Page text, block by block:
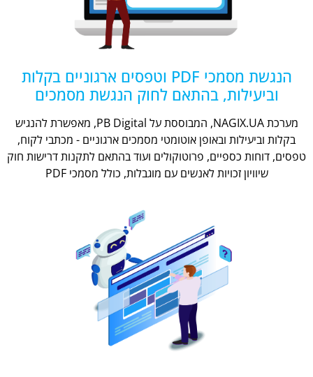
הנגשת מסמכי PDF וטפסים ארגוניים בקלות
וביעילות, בהתאם לחוק הנגשת מסמכים
מערכת NAGIX.UA, המבוססת על PB Digital, מאפשרת להנגיש
בקלות וביעילות ובאופן אוטומטי מסמכים ארגוניים - מכתבי לקוח,
טפסים, דוחות כספיים, פרוטוקולים ועוד בהתאם לתקנות דרישות חוק
שיוויון זכויות לאנשים עם מוגבלות, כולל מסמכי PDF